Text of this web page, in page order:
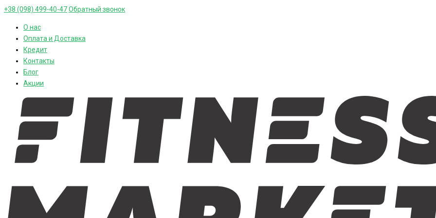
+38 (098) 499-40-47Обратный звонок
О нас
Оплата и Доставка
Кредит
Контакты
Блог
Акции